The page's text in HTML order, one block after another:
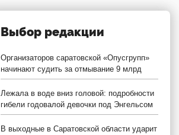
Выбор редакции
Организаторов саратовской «Опусгрупп»
начинают судить за отмывание 9 млрд
Лежала в воде вниз головой: подробности
гибели годовалой девочки под Энгельсом
В выходные в Саратовской области ударит